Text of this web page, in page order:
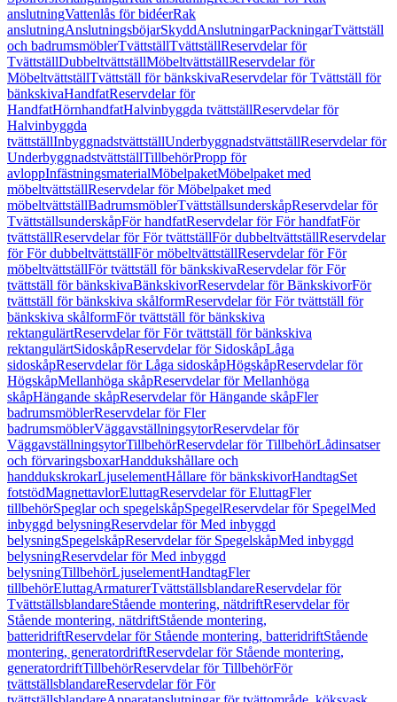
anslutningVattenlås för bidéerRak
anslutningAnslutningsböjarSkyddAnslutningarPackningarTvättställ
och badrumsmöblerTvättställTvättställReservdelar för
TvättställDubbeltvättställMöbeltvättställReservdelar för
MöbeltvättställTvättställ för bänkskivaReservdelar för Tvättställ för
bänkskivaHandfatReservdelar för
HandfatHörnhandfatHalvinbyggda tvättställReservdelar för
Halvinbyggda
tvättställInbyggnadstvättställUnderbyggnadstvättställReservdelar för
UnderbyggnadstvättställTillbehörPropp för
avloppInfästningsmaterialMöbelpaketMöbelpaket med
möbeltvättställReservdelar för Möbelpaket med
möbeltvättställBadrumsmöblerTvättställsunderskåpReservdelar för
TvättställsunderskåpFör handfatReservdelar för För handfatFör
tvättställReservdelar för För tvättställFör dubbeltvättställReservdelar
för För dubbeltvättställFör möbeltvättställReservdelar för För
möbeltvättställFör tvättställ för bänkskivaReservdelar för För
tvättställ för bänkskivaBänkskivorReservdelar för BänkskivorFör
tvättställ för bänkskiva skålformReservdelar för För tvättställ för
bänkskiva skålformFör tvättställ för bänkskiva
rektangulärtReservdelar för För tvättställ för bänkskiva
rektangulärtSidoskåpReservdelar för SidoskåpLåga
sidoskåpReservdelar för Låga sidoskåpHögskåpReservdelar för
HögskåpMellanhöga skåpReservdelar för Mellanhöga
skåpHängande skåpReservdelar för Hängande skåpFler
badrumsmöblerReservdelar för Fler
badrumsmöblerVäggavställningsytorReservdelar för
VäggavställningsytorTillbehörReservdelar för TillbehörLådinsatser
och förvaringsboxarHanddukshållare och
handdukskrokarLjuselementHållare för bänkskivorHandtagSet
fotstödMagnettavlorEluttagReservdelar för EluttagFler
tillbehörSpeglar och spegelskåpSpegelReservdelar för SpegelMed
inbyggd belysningReservdelar för Med inbyggd
belysningSpegelskåpReservdelar för SpegelskåpMed inbyggd
belysningReservdelar för Med inbyggd
belysningTillbehörLjuselementHandtagFler
tillbehörEluttagArmaturerTvättställsblandareReservdelar för
TvättställsblandareStående montering, nätdriftReservdelar för
Stående montering, nätdriftStående montering,
batteridriftReservdelar för Stående montering, batteridriftStående
montering, generatordriftReservdelar för Stående montering,
generatordriftTillbehörReservdelar för TillbehörFör
tvättställsblandareReservdelar för För